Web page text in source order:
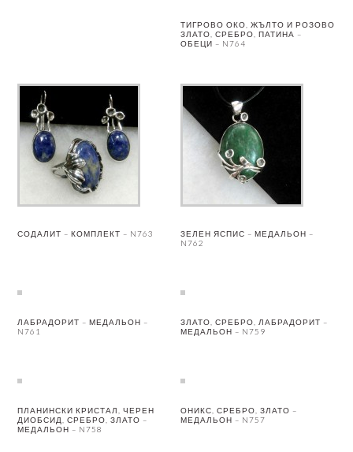
ТИГРОВО ОКО, ЖЪЛТО И РОЗОВО
ЗЛАТО, СРЕБРО, ПАТИНА –
ОБЕЦИ – N764
СОДАЛИТ – КОМПЛЕКТ – N763
ЗЕЛЕН ЯСПИС – МЕДАЛЬОН –
N762
ЛАБРАДОРИТ – МЕДАЛЬОН –
N761
ЗЛАТО, СРЕБРО, ЛАБРАДОРИТ –
МЕДАЛЬОН – N759
ПЛАНИНСКИ КРИСТАЛ, ЧЕРЕН
ДИОБСИД, СРЕБРО, ЗЛАТО –
МЕДАЛЬОН – N758
ОНИКС, СРЕБРО, ЗЛАТО –
МЕДАЛЬОН – N757